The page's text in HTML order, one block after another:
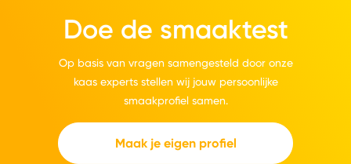
Doe de smaaktest
Op basis van vragen samengesteld door onze
kaas experts stellen wij jouw persoonlijke
smaakprofiel samen.
Maak je eigen profiel